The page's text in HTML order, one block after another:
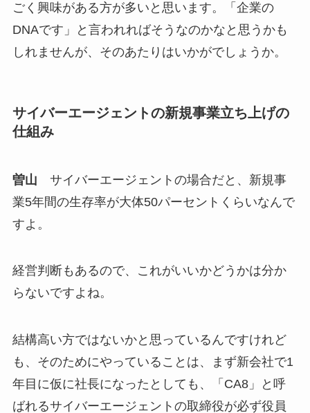
ごく興味がある方が多いと思います。「企業の
DNAです」と言われればそうなのかなと思うかも
しれませんが、そのあたりはいかがでしょうか。
サイバーエージェントの新規事業立ち上げの
仕組み
曽山 サイバーエージェントの場合だと、新規事
業5年間の生存率が大体50パーセントくらいなんで
すよ。
経営判断もあるので、これがいいかどうかは分か
らないですよね。
結構高い方ではないかと思っているんですけれど
も、そのためにやっていることは、まず新会社で1
年目に仮に社長になったとしても、「CA8」と呼
ばれるサイバーエージェントの取締役が必ず役員